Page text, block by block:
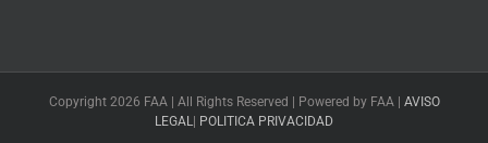
Copyright 2026 FAA | All Rights Reserved | Powered by FAA | AVISO
LEGAL | POLITICA PRIVACIDAD